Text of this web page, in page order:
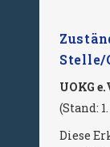
Stelle/
UOKG
(Stand:
Diese